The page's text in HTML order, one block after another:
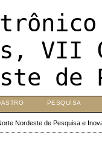
VII
de
PESQUISA
Nordeste de Pesquisa e